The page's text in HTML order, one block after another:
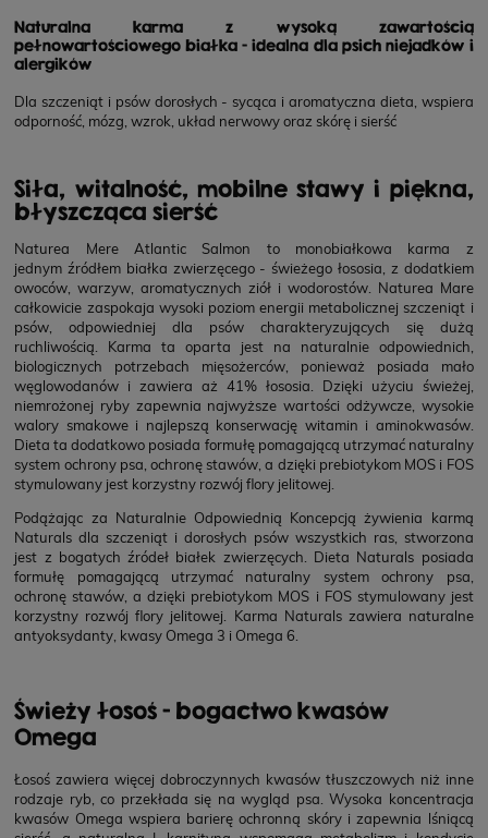
Naturalna karma z wysoką zawartością
pełnowartościowego białka - idealna dla psich niejadków i
alergików
Dla szczeniąt i psów dorosłych - sycąca i aromatyczna dieta, wspiera
odporność, mózg, wzrok, układ nerwowy oraz skórę i sierść
Siła, witalność, mobilne stawy i piękna,
błyszcząca sierść
Naturea Mere Atlantic Salmon to monobiałkowa karma z
jednym źródłem białka zwierzęcego - świeżego łososia, z dodatkiem
owoców, warzyw, aromatycznych ziół i wodorostów. Naturea Mare
całkowicie zaspokaja wysoki poziom energii metabolicznej szczeniąt i
psów, odpowiedniej dla psów charakteryzujących się dużą
ruchliwością. Karma ta oparta jest na naturalnie odpowiednich,
biologicznych potrzebach mięsożerców, ponieważ posiada mało
węglowodanów i zawiera aż 41% łososia. Dzięki użyciu świeżej,
niemrożonej ryby zapewnia najwyższe wartości odżywcze, wysokie
walory smakowe i najlepszą konserwację witamin i aminokwasów.
Dieta ta dodatkowo posiada formułę pomagającą utrzymać naturalny
system ochrony psa, ochronę stawów, a dzięki prebiotykom MOS i FOS
stymulowany jest korzystny rozwój flory jelitowej.
Podążając za Naturalnie Odpowiednią Koncepcją żywienia karmą
Naturals dla szczeniąt i dorosłych psów wszystkich ras, stworzona
jest z bogatych źródeł białek zwierzęcych. Dieta Naturals posiada
formułę pomagającą utrzymać naturalny system ochrony psa,
ochronę stawów, a dzięki prebiotykom MOS i FOS stymulowany jest
korzystny rozwój flory jelitowej. Karma Naturals zawiera naturalne
antyoksydanty, kwasy Omega 3 i Omega 6.
Świeży łosoś - bogactwo kwasów
Omega
Łosoś zawiera więcej dobroczynnych kwasów tłuszczowych niż inne
rodzaje ryb, co przekłada się na wygląd psa. Wysoka koncentracja
kwasów Omega wspiera barierę ochronną skóry i zapewnia lśniącą